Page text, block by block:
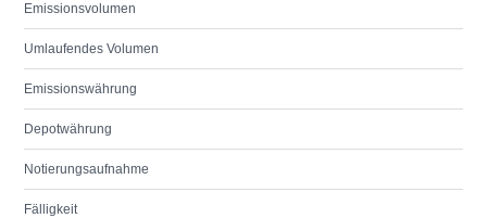
Emissionsvolumen
Umlaufendes Volumen
Emissionswährung
Depotwährung
Notierungsaufnahme
Fälligkeit